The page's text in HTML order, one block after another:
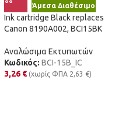
Άμεσα Διαθέσιμο
Ink cartridge Black replaces
Canon 8190A002, BCI15BK
Αναλώσιμα Εκτυπωτών
Κωδικός: BCI-15B_IC
3,26 € (χωρίς ΦΠΑ 2,63 €)